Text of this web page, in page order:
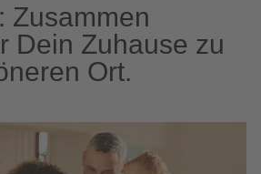
Zusammen
Dein Zuhause zu
Ort.